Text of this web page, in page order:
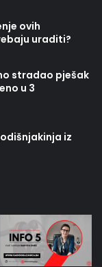
ovih
uraditi?
stradao pješak
u 3
iz